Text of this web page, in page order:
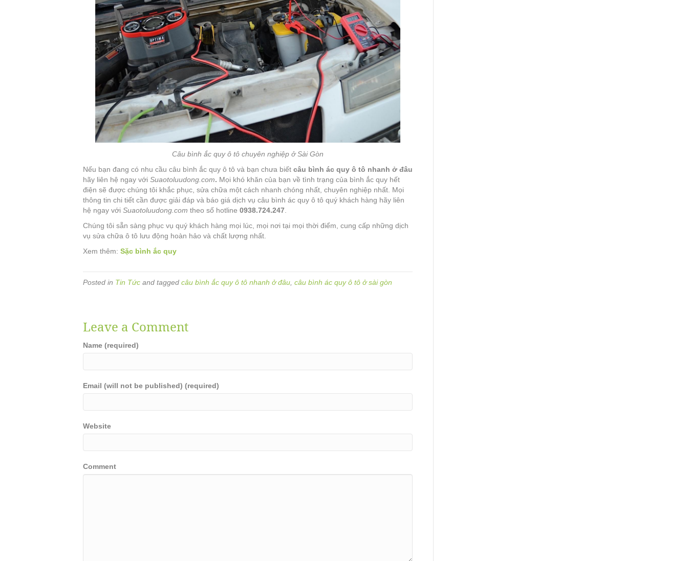
Câu bình ắc quy ô tô chuyên nghiệp ở Sài Gòn
Nếu bạn đang có nhu cầu câu bình ắc quy ô tô và bạn chưa biết câu bình ác quy ô tô nhanh ở đâu
hãy liên hệ ngay với Suaotoluudong.com. Mọi khó khăn của bạn về tình trạng của bình ắc quy hết
điện sẽ được chúng tôi khắc phục, sửa chữa một cách nhanh chóng nhất, chuyên nghiệp nhất. Mọi
thông tin chi tiết cần được giải đáp và báo giá dịch vụ câu bình ác quy ô tô quý khách hàng hãy liên
hệ ngay với Suaotoluudong.com theo số hotline 0938.724.247
Chúng tôi sẵn sàng phục vụ quý khách hàng mọi lúc, mọi nơi tại mọi thời điểm, cung cấp những dịch
vụ sửa chữa ô tô lưu động hoàn hảo và chất lượng nhất.
Xem thêm: Sặc bình ắc quy
Posted in Tin Tức and tagged câu bình ắc quy ô tô nhanh ở đâu câu bình ác quy ô tô ở sài gòn
Leave a Comment
Name (required)
Email (will not be published) (required)
Website
Comment